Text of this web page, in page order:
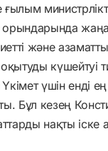
және
күшейтуі
үшін енді
Бұл кезең
нақты